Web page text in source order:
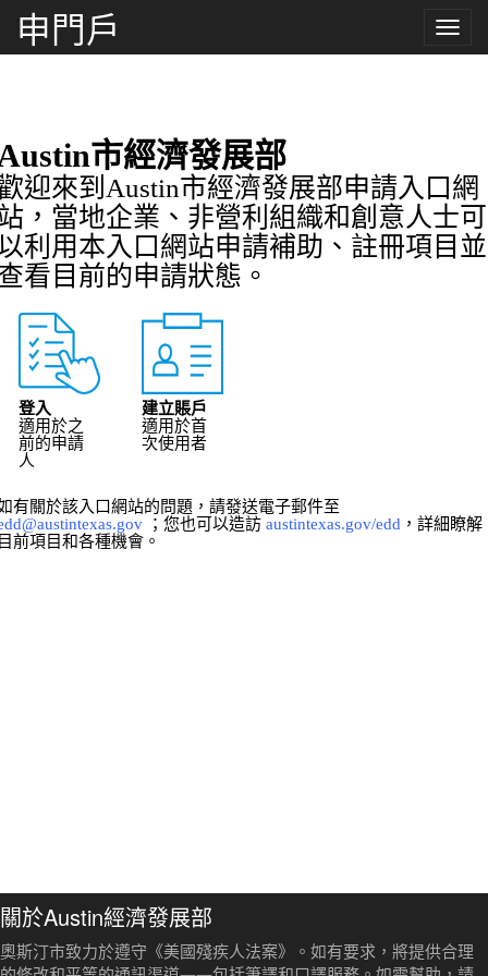
申門戶
Toggle
市經濟發展部
迎來到Austin市經濟發展部申請入口網
，當地企業、非營利組織和創意人士可
利用本入口網站申請補助、註冊項目並
看目前的申請狀態。
登入
適用於之
前的申請
人
建立賬戶
適用於首
次使用者
有關於該入口網站的問題，請發送電子郵件至
；您也可以造訪 austintexas.gov/edd ，詳細瞭解
前項目和各種機會。
關於Austin經濟發展部
奧斯汀市致力於遵守《美國殘疾人法案》。如有要求，將提供合理